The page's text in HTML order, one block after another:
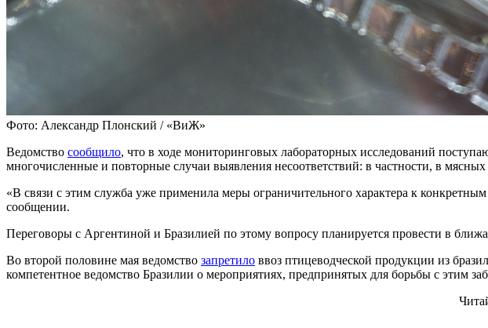
Фото: Александр Плонский / «ВиЖ»
Ведомство сообщило, что в ходе мониторинговых лабораторных исследований
многочисленные и повторные случаи выявления несоответствий: в частности, в
«В связи с этим служба уже применила меры ограничительного характера к
сообщении.
Переговоры с Аргентиной и Бразилией по этому вопросу планируется провести в
Во второй половине мая ведомство запретило ввоз птицеводческой продукции из
компетентное ведомство Бразилии о мероприятиях, предпринятых для борьбы с этим